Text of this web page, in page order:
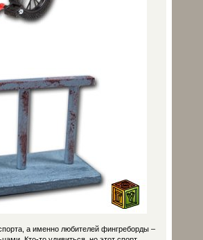
а именно любителей фингреборды –